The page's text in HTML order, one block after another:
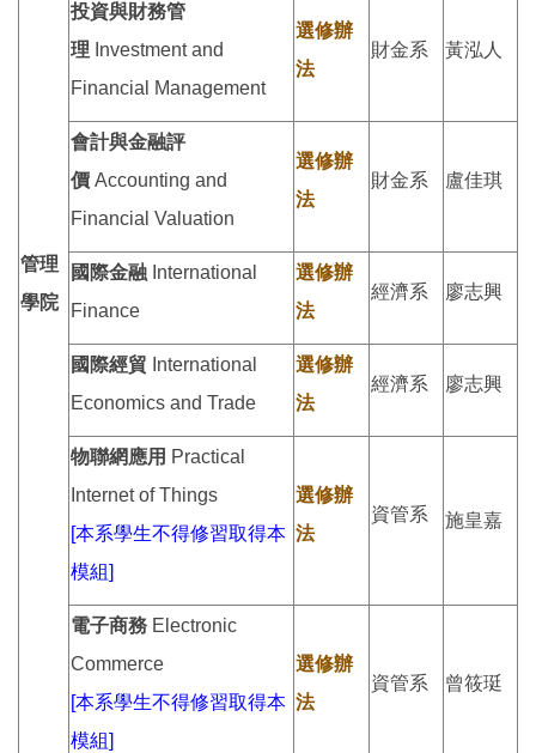
管理
學院
投資與財務管
理 Investment and
Financial Management
選修辦
法
財金系 黃泓人
會計與金融評
價 Accounting and
Financial Valuation
選修辦
法
財金系 盧佳琪
國際金融 International
Finance
選修辦
法
經濟系 廖志興
國際經貿 International
Economics and Trade
選修辦
法
經濟系 廖志興
物聯網應用 Practical
Internet of Things
[本系學生不得修習取得本
模組]
選修辦
法
資管系 施皇嘉
電子商務 Electronic
Commerce
[本系學生不得修習取得本
模組]
選修辦
法
資管系 曾筱珽